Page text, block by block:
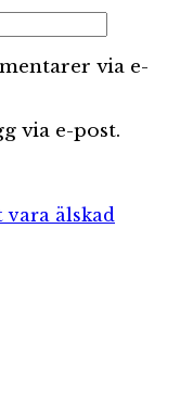
via e-
via e-post.
älskad